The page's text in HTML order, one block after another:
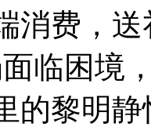
消费，
临困境
的黎明